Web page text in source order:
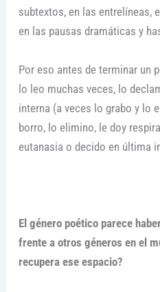
subtextos, en las entrelíneas,
en las pausas dramáticas y
Por eso antes de terminar un
lo leo muchas veces, lo
interna (a veces lo grabo y lo
borro, lo elimino, le doy
eutanasia o decido en última
El género poético parece
frente a otros géneros en el
recupera ese espacio?